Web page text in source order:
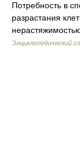
Потребность в
разрастания
Энциклопедический